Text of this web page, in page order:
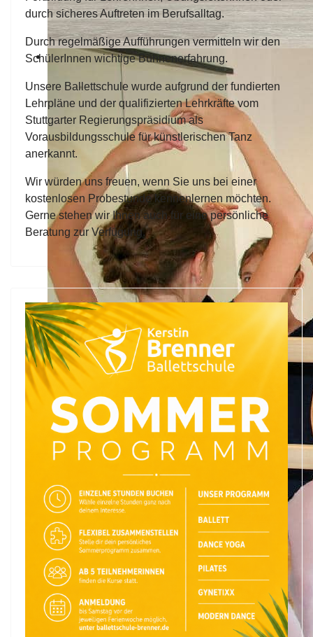
durch sicheres Auftreten im Berufsalltag.
Durch regelmäßige Aufführungen vermitteln wir den
SchülerInnen wichtige Bühnenerfahrung.
Unsere Ballettschule wurde aufgrund der fundierten
Lehrpläne und der qualifizierten Lehrkräfte vom
Stuttgarter Regierungspräsidium als
Vorausbildungsschule für künstlerischen Tanz
anerkannt.
Wir würden uns freuen, wenn Sie uns bei einer
kostenlosen Probestunde kennenlernen möchten.
Gerne stehen wir Ihnen auch für eine persönliche
Beratung zur Verfügung.